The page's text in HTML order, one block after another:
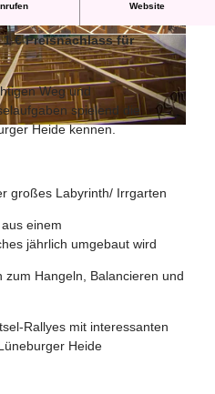
© RS-Photo, Abenteuerlabyrinth |CC-BY-SA
Website
Heide
€ Preisnachlass für
Weg und
spielend die
Heide kennen.
großes Labyrinth/ Irrgarten
einem
jährlich umgebaut wird
zum Hangeln, Balancieren und
Rallyes mit interessanten
Heide